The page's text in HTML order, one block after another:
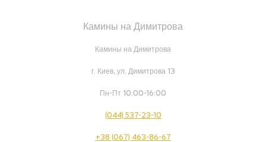
Камины на Димитрова
Камины на Димитрова
г. Киев, ул. Димитрова 13
Пн-Пт 10:00-16:00
(044) 537-23-10
+38 (067) 463-86-67